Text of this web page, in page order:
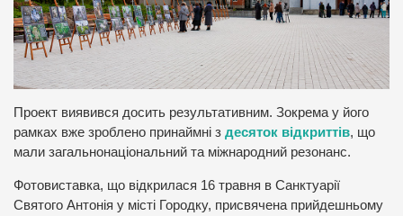
Проект виявився досить результативним. Зокрема у його
рамках вже зроблено принаймні з десяток відкриттів, що
мали загальнонаціональний та міжнародний резонанс.
Фотовиставка, що відкрилася 16 травня в Санктуарії
Святого Антонія у місті Городку, присвячена прийдешньому